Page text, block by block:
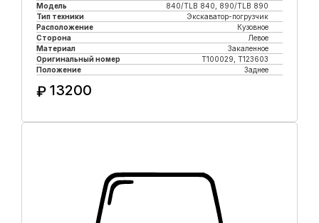
Модель
840/TLB 840, 890/TLB 890
Тип техники
Экскаватор-погрузчик
Расположение
Кузовное
Сторона
Левое
Материал
Закаленное
Оригинальный номер
T100029, T123603
Положение
Заднее
₽ 13200